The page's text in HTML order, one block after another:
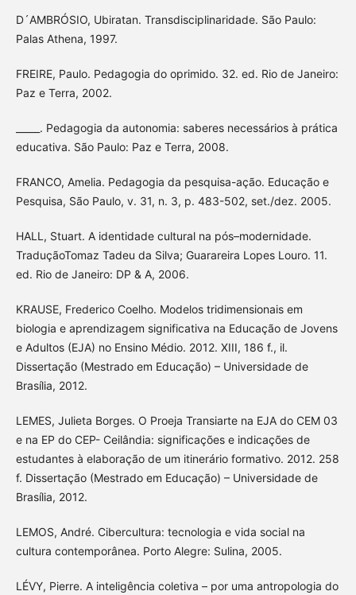
D´AMBRÓSIO, Ubiratan. Transdisciplinaridade. São Paulo:
Palas Athena, 1997.
FREIRE, Paulo. Pedagogia do oprimido. 32. ed. Rio de Janeiro:
Paz e Terra, 2002.
_____. Pedagogia da autonomia: saberes necessários à prática
educativa. São Paulo: Paz e Terra, 2008.
FRANCO, Amelia. Pedagogia da pesquisa-ação. Educação e
Pesquisa, São Paulo, v. 31, n. 3, p. 483-502, set./dez. 2005.
HALL, Stuart. A identidade cultural na pós–modernidade.
TraduçãoTomaz Tadeu da Silva; Guarareira Lopes Louro. 11.
ed. Rio de Janeiro: DP & A, 2006.
KRAUSE, Frederico Coelho. Modelos tridimensionais em
biologia e aprendizagem significativa na Educação de Jovens
e Adultos (EJA) no Ensino Médio. 2012. XIII, 186 f., il.
Dissertação (Mestrado em Educação) – Universidade de
Brasília, 2012.
LEMES, Julieta Borges. O Proeja Transiarte na EJA do CEM 03
e na EP do CEP- Ceilândia: significações e indicações de
estudantes à elaboração de um itinerário formativo. 2012. 258
f. Dissertação (Mestrado em Educação) – Universidade de
Brasília, 2012.
LEMOS, André. Cibercultura: tecnologia e vida social na
cultura contemporânea. Porto Alegre: Sulina, 2005.
LÉVY, Pierre. A inteligência coletiva – por uma antropologia do